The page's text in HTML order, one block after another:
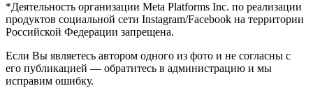
*Деятельность организации Meta Platforms Inc. по реализации
продуктов социальной сети Instagram/Facebook на территории
Российской Федерации запрещена.
Если Вы являетесь автором одного из фото и не согласны с
его публикацией — обратитесь в администрацию и мы
исправим ошибку.